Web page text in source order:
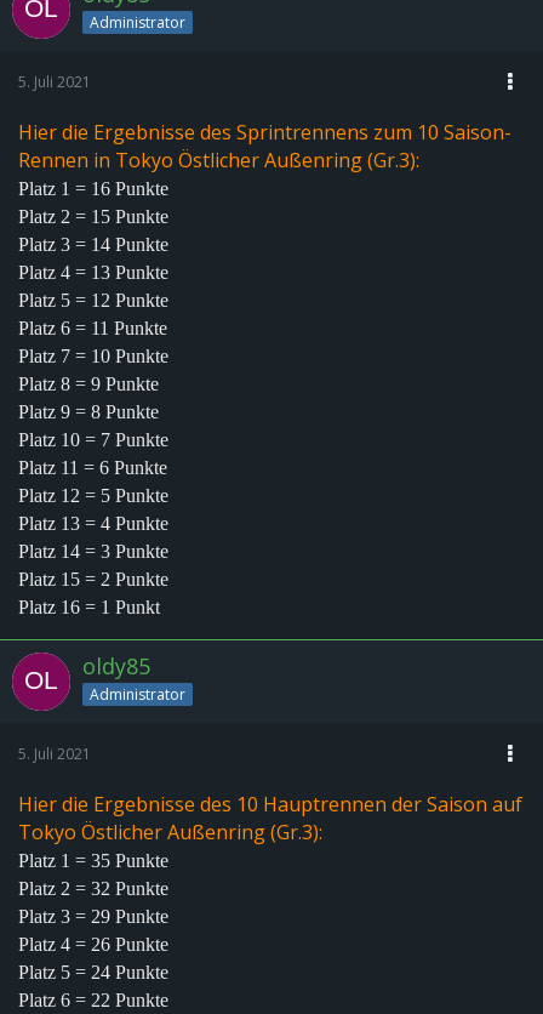
Administrator
5. Juli 2021
Hier die Ergebnisse des Sprintrennens zum 10 Saison-
Rennen in Tokyo Östlicher Außenring (Gr.3):
Platz 1 = 16 Punkte
Platz 2 = 15 Punkte
Platz 3 = 14 Punkte
Platz 4 = 13 Punkte
Platz 5 = 12 Punkte
Platz 6 = 11 Punkte
Platz 7 = 10 Punkte
Platz 8 = 9 Punkte
Platz 9 = 8 Punkte
Platz 10 = 7 Punkte
Platz 11 = 6 Punkte
Platz 12 = 5 Punkte
Platz 13 = 4 Punkte
Platz 14 = 3 Punkte
Platz 15 = 2 Punkte
Platz 16 = 1 Punkt
oldy85
Administrator
5. Juli 2021
Hier die Ergebnisse des 10 Hauptrennen der Saison auf
Tokyo Östlicher Außenring (Gr.3):
Platz 1 = 35 Punkte
Platz 2 = 32 Punkte
Platz 3 = 29 Punkte
Platz 4 = 26 Punkte
Platz 5 = 24 Punkte
Platz 6 = 22 Punkte